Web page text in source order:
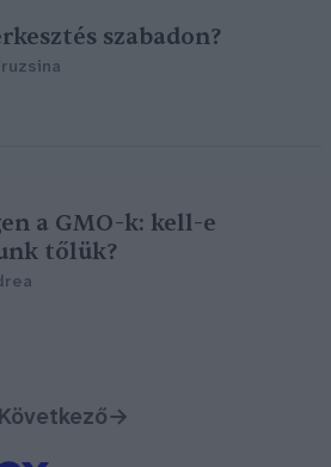
szabadon?
a GMO-k: kell-e
tőlük?
Következő→